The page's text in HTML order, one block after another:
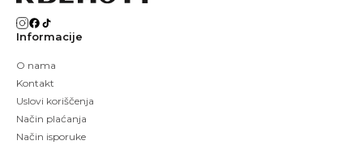
Informacije
O nama
Kontakt
Uslovi koriščenja
Način plaćanja
Način isporuke